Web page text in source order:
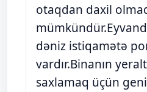
otaqdan daxil
dəniz istiqamətə
vardır.Binanın
saxlamaq üçün